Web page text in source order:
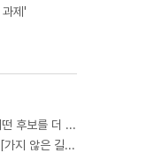
제'
[여론조사④][한걸음더]광주전남 지역민들은 어떤 후보를 더 선호할까.. 변수는?
[한걸음더]전남광주통합특별시 출범 기획 보도 [가지 않은 길] 5편 프랑스 헌법에 새긴 '지방 분권'..전남광주 통합 성공 조건은?